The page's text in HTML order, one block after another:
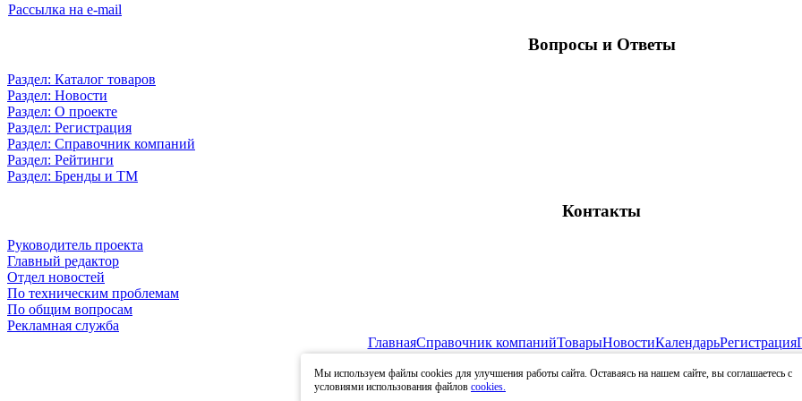
Рассылка на e-mail
Вопросы и Ответы
Раздел: Каталог товаров
Раздел: Новости
Раздел: О проекте
Раздел: Регистрация
Раздел: Справочник компаний
Раздел: Рейтинги
Раздел: Бренды и ТМ
Контакты
Руководитель проекта
Главный редактор
Отдел новостей
По техническим проблемам
По общим вопросам
Рекламная служба
ГлавнаяСправочник компанийТоварыНовостиКалендарьРегистрация
© 2009 - 2026 RDT-INFO.RU - Отраслевой ресурс рынка детских
Мы используем файлы cookies для улучшения работы сайта. Оставаясь на нашем сайте, вы соглашаетесь с
условиями использования файлов cookies.